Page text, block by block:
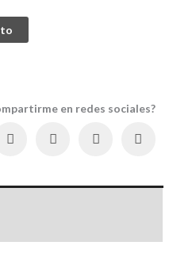
en redes sociales?